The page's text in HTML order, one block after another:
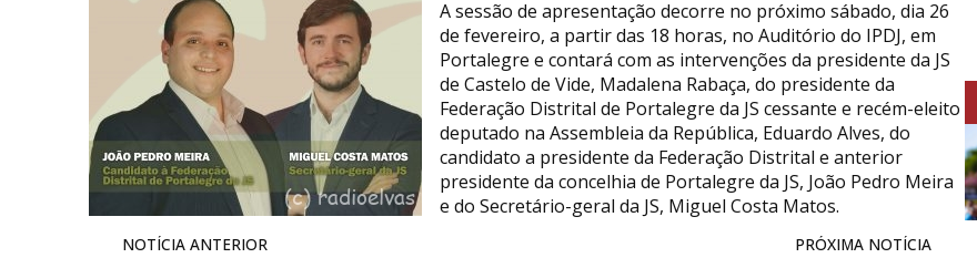
A sessão de apresentação decorre no próximo sábado, dia 26
de fevereiro, a partir das 18 horas, no Auditório do IPDJ, em
Portalegre e contará com as intervenções da presidente da JS
de Castelo de Vide, Madalena Rabaça, do presidente da
Federação Distrital de Portalegre da JS cessante e recém-eleito
deputado na Assembleia da República, Eduardo Alves, do
candidato a presidente da Federação Distrital e anterior
presidente da concelhia de Portalegre da JS, João Pedro Meira
e do Secretário-geral da JS, Miguel Costa Matos.
NOTÍCIA ANTERIOR PRÓXIMA NOTÍCIA